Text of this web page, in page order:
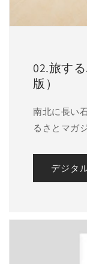
02.旅す
版）
南北に長い
るさとマガ
デジタ